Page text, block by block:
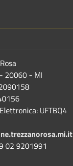
20060 - MI
UFTBQ4
02 9201991